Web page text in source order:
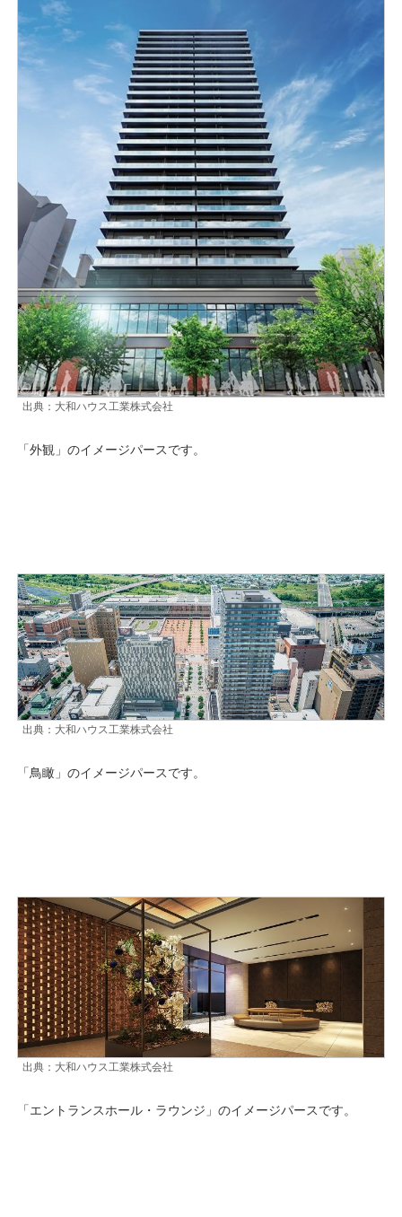
出典：大和ハウス工業株式会社
「外観」のイメージパースです。
出典：大和ハウス工業株式会社
「鳥瞰」のイメージパースです。
出典：大和ハウス工業株式会社
「エントランスホール・ラウンジ」のイメージパースです。